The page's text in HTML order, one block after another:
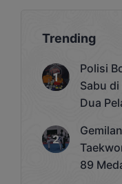
Trending
Polisi
Sabu
Dua
89